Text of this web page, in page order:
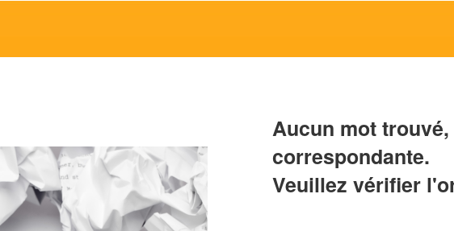
Aucun mot
correspondante.
Veuillez vérifier